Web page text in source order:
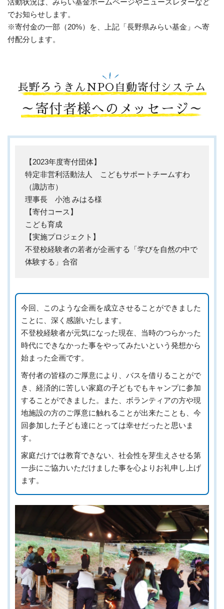
活動状況は、みらい基金ホームページやニュースレターなど
でお知らせします。
※寄付金の一部（20%）を、上記「長野県みらい基金」へ寄
付配分します。
長野ろうきんNPO自動寄付システム
～寄付者様へのメッセージ～
【2023年度寄付団体】
特定非営利活動法人 こどもサポートチームすわ
（諏訪市）
理事長 小池 みはる様
【寄付コース】
こども育成
【実施プロジェクト】
不登校経験者の若者が企画する「学びを自然の中で
体験する」合宿
今回、このような企画を成立させることができました
ことに、深く感謝いたします。
不登校経験者が元気になった現在、当時のつらかった
時代にできなかった事をやってみたいという発想から
始まった企画です。
寄付者の皆様のご厚意により、バスを借りることがで
き、経済的に苦しい家庭の子どもでもキャンプに参加
することができました。また、ボランティアの方や現
地施設の方のご厚意に触れることが出来たことも、今
回参加した子ども達にとっては幸せだったと思いま
す。
家庭だけでは教育できない、社会性を芽生えさせる第
一歩にご協力いただけました事を心よりお礼申し上げ
ます。